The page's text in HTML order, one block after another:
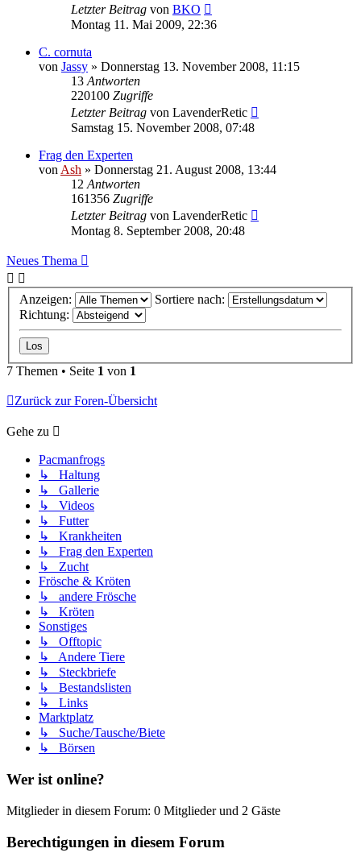
Letzter Beitrag von BKO
Montag 11. Mai 2009, 22:36
C. cornuta
von Jassy » Donnerstag 13. November 2008, 11:15
13 Antworten
220100 Zugriffe
Letzter Beitrag von LavenderRetic
Samstag 15. November 2008, 07:48
Frag den Experten
von Ash » Donnerstag 21. August 2008, 13:44
12 Antworten
161356 Zugriffe
Letzter Beitrag von LavenderRetic
Montag 8. September 2008, 20:48
Neues Thema
Anzeigen:
Sortiere nach:
Richtung:
7 Themen • Seite 1 von 1
Zurück zur Foren-Übersicht
Gehe zu
Pacmanfrogs
↳ Haltung
↳ Gallerie
↳ Videos
↳ Futter
↳ Krankheiten
↳ Frag den Experten
↳ Zucht
Frösche & Kröten
↳ andere Frösche
↳ Kröten
Sonstiges
↳ Offtopic
↳ Andere Tiere
↳ Steckbriefe
↳ Bestandslisten
↳ Links
Marktplatz
↳ Suche/Tausche/Biete
↳ Börsen
Wer ist online?
Mitglieder in diesem Forum: 0 Mitglieder und 2 Gäste
Berechtigungen in diesem Forum